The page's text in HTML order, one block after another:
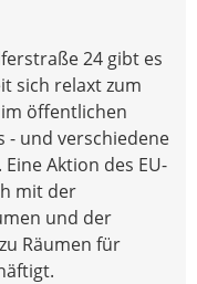
24 gibt es
sich relaxt zum
öffentlichen
- und verschiedene
Aktion des EU-
mit der
und der
Räumen für